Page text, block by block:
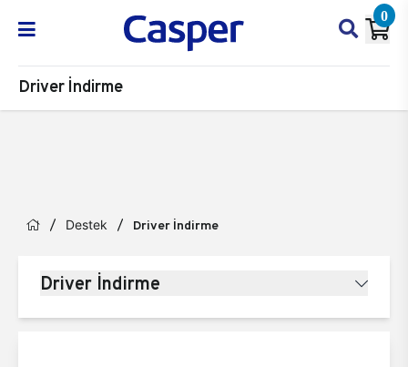
0
Driver İndirme
Destek Driver İndirme
Driver İndirme